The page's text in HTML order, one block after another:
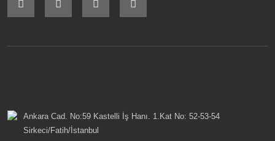
Ankara Cad. No:59 Kastelli İş Hanı. 1.Kat No: 52-53-54
Sirkeci/Fatih/İstanbul